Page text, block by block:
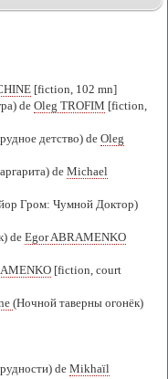
[fiction, 102 mn]
de Oleg TROFIM [fiction,
детство) de Oleg
de Michael
Гром: Чумной Доктор)
de Egor ABRAMENKO
[fiction, court
(Ночной таверны огонёк)
de Mikhaïl